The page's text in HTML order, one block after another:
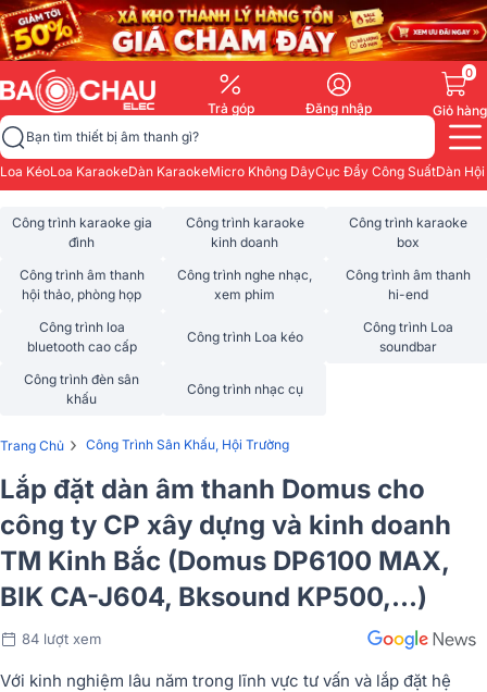
Trả góp Đăng nhập
0
Giỏ hàng
Bạn tìm thiết bị âm thanh gì?
Loa KéoLoa KaraokeDàn KaraokeMicro Không DâyCục Đẩy Công SuấtDàn
Công trình karaoke gia
đình
Công trình karaoke
kinh doanh
Công trình karaoke
box
Công trình âm thanh
hội thảo, phòng họp
Công trình nghe nhạc,
xem phim
Công trình âm thanh
hi-end
Công trình loa
bluetooth cao cấp
Công trình Loa kéo
Công trình Loa
soundbar
Công trình đèn sân
khấu
Công trình nhạc cụ
Trang Chủ › Công Trình Sân Khấu, Hội Trường
Lắp đặt dàn âm thanh Domus cho
công ty CP xây dựng và kinh doanh
TM Kinh Bắc (Domus DP6100 MAX,
BIK CA-J604, Bksound KP500,...)
84 lượt xem
Với kinh nghiệm lâu năm trong lĩnh vực tư vấn và lắp đặt hệ